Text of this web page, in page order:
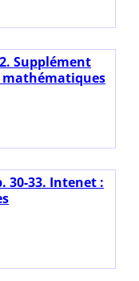
Supplément
mathématiques
30-33. Intenet :